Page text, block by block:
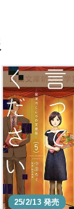
25/2/13 発売